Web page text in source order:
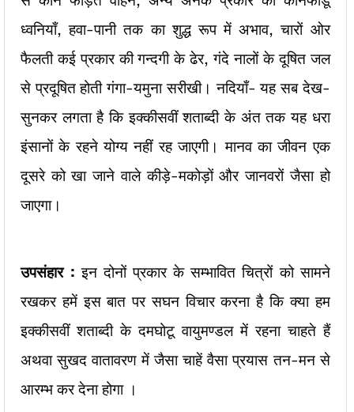
ध्वनियाँ, हवा-पानी तक का शुद्ध रूप में अभाव, चारों ओर
फैलती कई प्रकार की गन्दगी के ढेर, गंदे नालों के दूषित जल
से प्रदूषित होती गंगा-यमुना सरीखी। नदियाँ- यह सब देख-
सुनकर लगता है कि इक्कीसवीं शताब्दी के अंत तक यह धरा
इंसानों के रहने योग्य नहीं रह जाएगी। मानव का जीवन एक
दूसरे को खा जाने वाले कीड़े-मकोड़ों और जानवरों जैसा हो
जाएगा।
उपसंहार : इन दोनों प्रकार के सम्भावित चित्रों को सामने
रखकर हमें इस बात पर सघन विचार करना है कि क्या हम
इक्कीसवीं शताब्दी के दमघोटू वायुमण्डल में रहना चाहते हैं
अथवा सुखद वातावरण में जैसा चाहें वैसा प्रयास तन-मन से
आरम्भ कर देना होगा ।